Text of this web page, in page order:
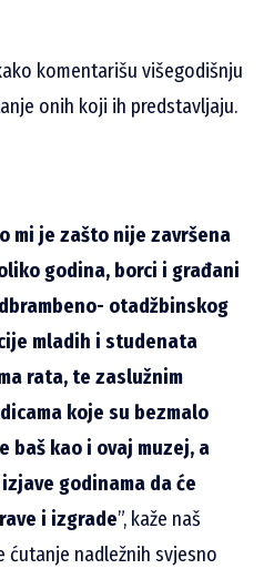
komentarišu višegodišnju
onih koji ih predstavljaju.
mi je zašto nije završena
godina, borci i građani
otadžbinskog
mladih i studenata
rata, te zaslužnim
koje su bezmalo
kao i ovaj muzej, a
godinama da će
i izgrade”, kaže naš
nadležnih svjesno